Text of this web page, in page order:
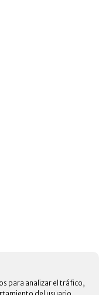
para analizar el tráfico,